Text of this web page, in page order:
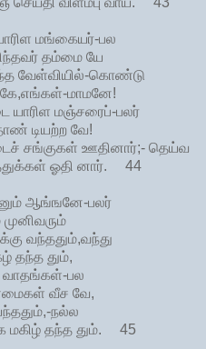
மங்கையர்-பல
தம்மை யே
வேள்வியில்-கொண்டு
மாமனே!
மஞ்சரைப்-பலர்
டியற்ற வே!
சங்குகள் ஊதினார்;- தெய்வ
ஓதி னார். 44
ஆங்ஙனே-பலர்
வந்ததும்,வந்து
தந்த தும்,
வாதங்கள்-பல
வீச வே,
நல்ல
மகிழ் தந்த தும். 45